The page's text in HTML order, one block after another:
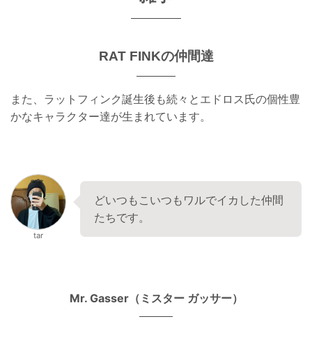
RAT FINKの仲間達
また、ラットフィンク誕生後も続々とエドロス氏の個性豊
かなキャラクター達が生まれています。
tar
どいつもこいつもワルでイカした仲間
たちです。
Mr. Gasser（ミスター ガッサー）